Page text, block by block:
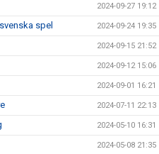
2024-09-27 19:12
spel 2024-09-24 19:35
2024-09-15 21:52
2024-09-12 15:06
2024-09-01 16:21
2024-07-11 22:13
2024-05-10 16:31
2024-05-08 21:35